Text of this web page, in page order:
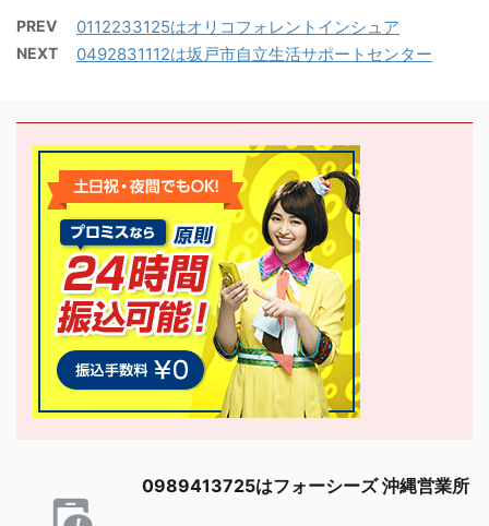
PREV 0112233125はオリコフォレントインシュア
NEXT 0492831112は坂戸市自立生活サポートセンター
0989413725はフォーシーズ 沖縄営業所